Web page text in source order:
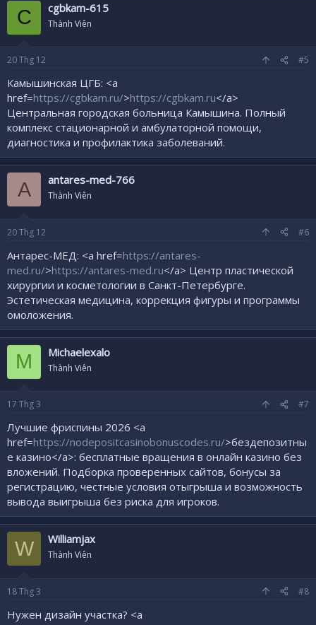
C cgbkam-615
Thành Viên
20Thg 12 #5
Камышинская ЦГБ: <a
href=https://cgbkam.ru/>https://cgbkam.ru</a>
Центральная городская больница Камышина. Полный
комплекс стационарной и амбулаторной помощи,
диагностика и профилактика заболеваний.
A antares-med-766
Thành Viên
20Thg 12 #6
Антарес-МЕД: <a href=https://antares-
med.ru/>https://antares-med.ru</a> Центр пластической
хирургии и косметологии в Санкт-Петербурге.
Эстетическая медицина, коррекция фигуры и программы
омоложения.
M Michaelexalo
Thành Viên
17 Thg 3 #7
Лучшие фриспины 2026 <a
href=https://nodepositcasinobonuscodes.ru/>бездепозитны
е казино</a>: бесплатные вращения в онлайн казино без
вложений. Подборка проверенных сайтов, бонусы за
регистрацию, честные условия отыгрыша и возможность
вывода выигрыша без риска для игроков.
W Williamjax
Thành Viên
18Thg 3 #8
Нужен дизайн участка? <a